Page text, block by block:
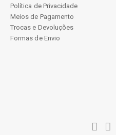
Política de Privacidade
Meios de Pagamento
Trocas e Devoluções
Formas de Envio